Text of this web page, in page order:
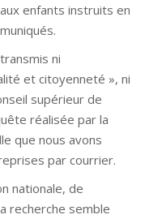
enfants instruits en
ni
et citoyenneté », ni
supérieur de
réalisée par la
que nous avons
par courrier.
nationale, de
recherche semble